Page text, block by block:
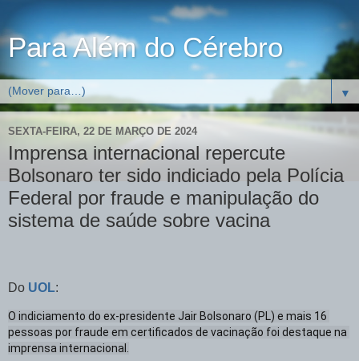
Para Além do Cérebro
▼
SEXTA-FEIRA, 22 DE MARÇO DE 2024
Imprensa internacional repercute
Bolsonaro ter sido indiciado pela Polícia
Federal por fraude e manipulação do
sistema de saúde sobre vacina
Do UOL:
O indiciamento do ex-presidente Jair Bolsonaro (PL) e mais 16
pessoas por fraude em certificados de vacinação foi destaque na
imprensa internacional.